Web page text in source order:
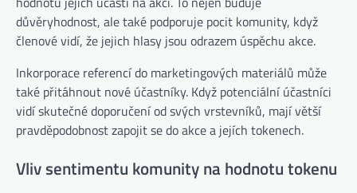
důvěryhodnost, ale také podporuje pocit komunity, když
členové vidí, že jejich hlasy jsou odrazem úspěchu akce.
Inkorporace referencí do marketingových materiálů může
také přitáhnout nové účastníky. Když potenciální účastníci
vidí skutečné doporučení od svých vrstevníků, mají větší
pravděpodobnost zapojit se do akce a jejích tokenech.
Vliv sentimentu komunity na hodnotu tokenu